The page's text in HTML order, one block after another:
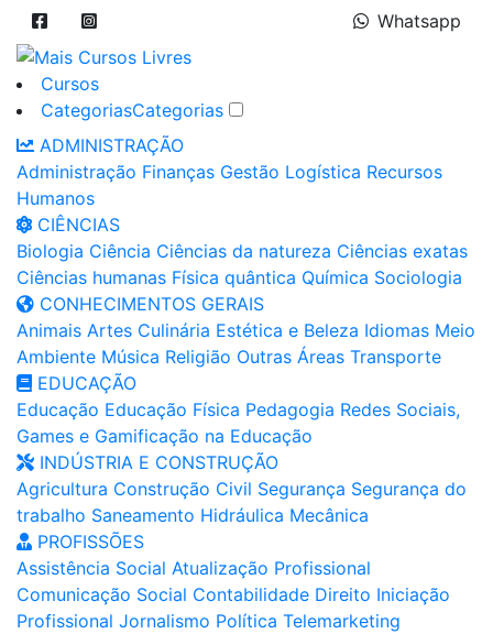
Whatsapp
Cursos
CategoriasCategorias
ADMINISTRAÇÃO
Administração Finanças Gestão Logística Recursos
Humanos
CIÊNCIAS
Biologia Ciência Ciências da natureza Ciências exatas
Ciências humanas Física quântica Química Sociologia
CONHECIMENTOS GERAIS
Animais Artes Culinária Estética e Beleza Idiomas Meio
Ambiente Música Religião Outras Áreas Transporte
EDUCAÇÃO
Educação Educação Física Pedagogia Redes Sociais,
Games e Gamificação na Educação
INDÚSTRIA E CONSTRUÇÃO
Agricultura Construção Civil Segurança Segurança do
trabalho Saneamento Hidráulica Mecânica
PROFISSÕES
Assistência Social Atualização Profissional
Comunicação Social Contabilidade Direito Iniciação
Profissional Jornalismo Política Telemarketing